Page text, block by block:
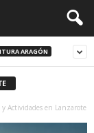
ARAGÓN
Actividades en Lanzarote